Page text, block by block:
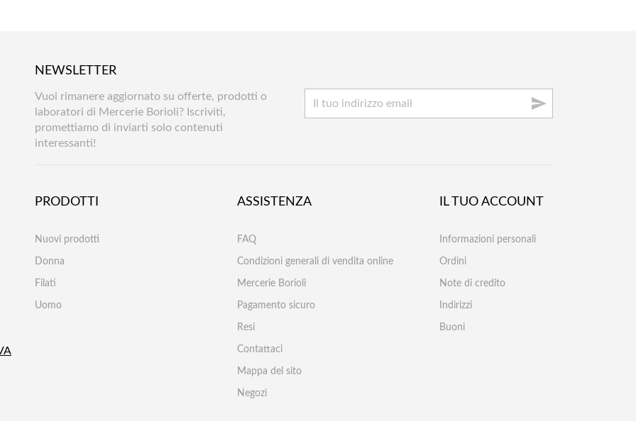
NEWSLETTER
Vuoi rimanere aggiornato su offerte, prodotti o
laboratori di Mercerie Borioli? Iscriviti,
promettiamo di inviarti solo contenuti
interessanti!

PRODOTTI
Nuovi prodotti
Donna
Filati
Uomo
ASSISTENZA
FAQ
Condizioni generali di vendita online
Mercerie Borioli
Pagamento sicuro
Resi
Contattaci
Mappa del sito
Negozi
IL TUO ACCOUNT
Informazioni personali
Ordini
Note di credito
Indirizzi
Buoni